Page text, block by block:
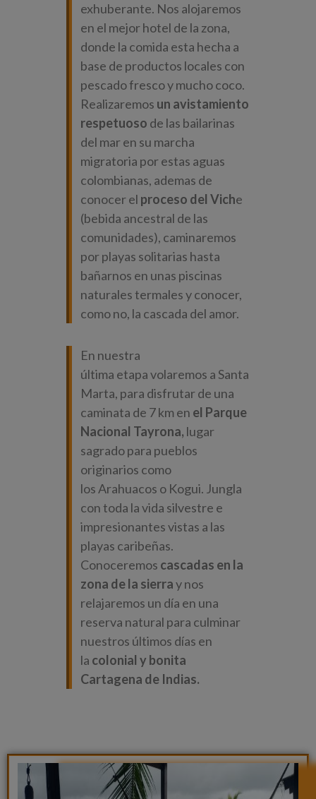
exhuberante. Nos alojaremos
en el mejor hotel de la zona,
donde la comida esta hecha a
base de productos locales con
pescado fresco y mucho coco.
Realizaremos un avistamiento
respetuoso de las bailarinas
del mar en su marcha
migratoria por estas aguas
colombianas, ademas de
conocer el proceso del Viche
(bebida ancestral de las
comunidades), caminaremos
por playas solitarias hasta
bañarnos en unas piscinas
naturales termales y conocer,
como no, la cascada del amor.
En nuestra
última etapa volaremos a Santa
Marta, para disfrutar de una
caminata de 7 km en el Parque
Nacional Tayrona, lugar
sagrado para pueblos
originarios como
los Arahuacos o Kogui. Jungla
con toda la vida silvestre e
impresionantes vistas a las
playas caribeñas.
Conoceremos cascadas en la
zona de la sierray nos
relajaremos un día en una
reserva natural para culminar
nuestros últimos días en
la colonial y bonita
Cartagena de Indias.